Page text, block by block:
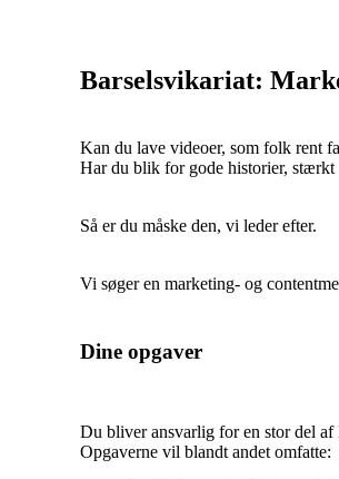
Barselsvikariat:
Kan du lave videoer, som folk rent
Har du blik for gode historier, stærkt
Så er du måske den, vi leder efter.
Vi søger en marketing- og
Dine opgaver
Du bliver ansvarlig for en stor del
Opgaverne vil blandt andet omfatte: